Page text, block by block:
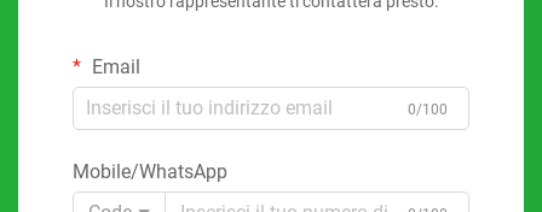
Email
0/100
Mobile/WhatsApp